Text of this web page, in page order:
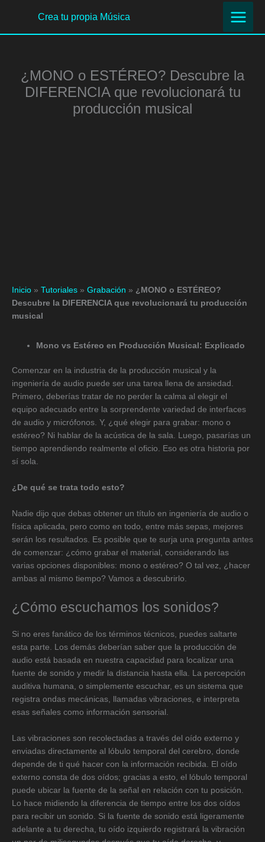
contenido
Crea tu propia Música
¿MONO o ESTÉREO? Descubre la
DIFERENCIA que revolucionará tu
producción musical
Inicio » Tutoriales » Grabación » ¿MONO o ESTÉREO?
Descubre la DIFERENCIA que revolucionará tu producción
musical
Mono vs Estéreo en Producción Musical: Explicado
Comenzar en la industria de la producción musical y la
ingeniería de audio puede ser una tarea llena de ansiedad.
Primero, deberías tratar de no perder la calma al elegir el
equipo adecuado entre la sorprendente variedad de interfaces
de audio y micrófonos. Y, ¿qué elegir para grabar: mono o
estéreo? Ni hablar de la acústica de la sala. Luego, pasarías un
tiempo aprendiendo realmente el oficio. Eso es otra historia por
sí sola.
¿De qué se trata todo esto?
Nadie dijo que debas obtener un título en ingeniería de audio o
física aplicada, pero como en todo, entre más sepas, mejores
serán los resultados. Es posible que te surja una pregunta antes
de comenzar: ¿cómo grabar el material, considerando las
varias opciones disponibles: mono o estéreo? O tal vez, ¿hacer
ambas al mismo tiempo? Vamos a descubrirlo.
¿Cómo escuchamos los sonidos?
Si no eres fanático de los términos técnicos, puedes saltarte
esta parte. Los demás deberían saber que la producción de
audio está basada en nuestra capacidad para localizar una
fuente de sonido y medir la distancia hasta ella. La percepción
auditiva humana, o simplemente escuchar, es un sistema que
registra ondas mecánicas, llamadas vibraciones, e interpreta
esas señales como información sensorial.
Las vibraciones son recolectadas a través del oído externo y
enviadas directamente al lóbulo temporal del cerebro, donde
depende de ti qué hacer con la información recibida. El oído
externo consta de dos oídos; gracias a esto, el lóbulo temporal
puede ubicar la fuente de la señal en relación con tu posición.
Lo hace midiendo la diferencia de tiempo entre los dos oídos
para recibir un sonido. Si la fuente de sonido está ligeramente
adelante a tu derecha, tu oído izquierdo registrará la vibración